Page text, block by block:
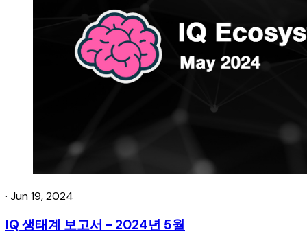
· Jun 19, 2024
IQ 생태계 보고서 - 2024년 5월